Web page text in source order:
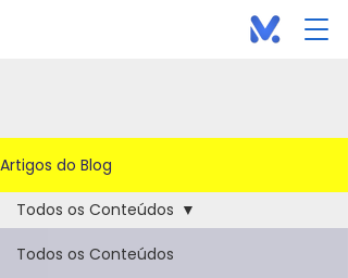
Artigos do Blog
Todos os Conteúdos
Todos os Conteúdos